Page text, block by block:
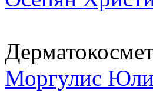
Моргулис